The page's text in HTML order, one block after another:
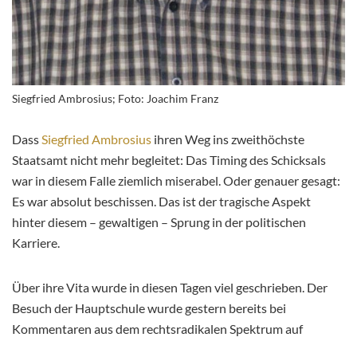
Siegfried Ambrosius; Foto: Joachim Franz
DassSiegfried Ambrosius ihren Weg ins zweithöchste
Staatsamt nicht mehr begleitet: Das Timing des Schicksals
war in diesem Falle ziemlich miserabel. Oder genauer gesagt:
Es war absolut beschissen. Das ist der tragische Aspekt
hinter diesem – gewaltigen – Sprung in der politischen
Karriere.
Über ihre Vita wurde in diesen Tagen viel geschrieben. Der
Besuch der Hauptschule wurde gestern bereits bei
Kommentaren aus dem rechtsradikalen Spektrum auf